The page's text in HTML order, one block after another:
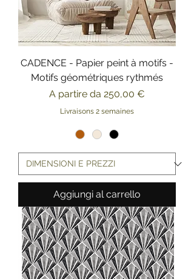
CADENCE - Papier peint à motifs -
Motifs géométriques rythmés
A partire da 250,00 €
Prezzo scontato
Livraisons 2 semaines
Aggiungi al carrello